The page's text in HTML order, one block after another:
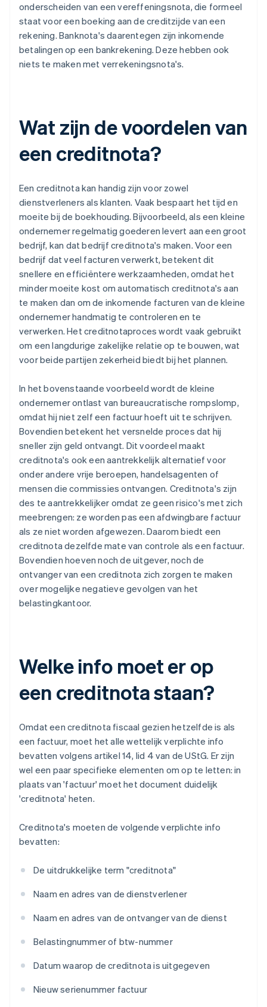
onderscheiden van een vereffeningsnota, die formeel
staat voor een boeking aan de creditzijde van een
rekening. Banknota's daarentegen zijn inkomende
betalingen op een bankrekening. Deze hebben ook
niets te maken met verrekeningsnota's.
Wat zijn de voordelen van
een creditnota?
Een creditnota kan handig zijn voor zowel
dienstverleners als klanten. Vaak bespaart het tijd en
moeite bij de boekhouding. Bijvoorbeeld, als een kleine
ondernemer regelmatig goederen levert aan een groot
bedrijf, kan dat bedrijf creditnota's maken. Voor een
bedrijf dat veel facturen verwerkt, betekent dit
snellere en efficiëntere werkzaamheden, omdat het
minder moeite kost om automatisch creditnota's aan
te maken dan om de inkomende facturen van de kleine
ondernemer handmatig te controleren en te
verwerken. Het creditnotaproces wordt vaak gebruikt
om een langdurige zakelijke relatie op te bouwen, wat
voor beide partijen zekerheid biedt bij het plannen.
In het bovenstaande voorbeeld wordt de kleine
ondernemer ontlast van bureaucratische rompslomp,
omdat hij niet zelf een factuur hoeft uit te schrijven.
Bovendien betekent het versnelde proces dat hij
sneller zijn geld ontvangt. Dit voordeel maakt
creditnota's ook een aantrekkelijk alternatief voor
onder andere vrije beroepen, handelsagenten of
mensen die commissies ontvangen. Creditnota's zijn
des te aantrekkelijker omdat ze geen risico's met zich
meebrengen: ze worden pas een afdwingbare factuur
als ze niet worden afgewezen. Daarom biedt een
creditnota dezelfde mate van controle als een factuur.
Bovendien hoeven noch de uitgever, noch de
ontvanger van een creditnota zich zorgen te maken
over mogelijke negatieve gevolgen van het
belastingkantoor.
Welke info moet er op
een creditnota staan?
Omdat een creditnota fiscaal gezien hetzelfde is als
een factuur, moet het alle wettelijk verplichte info
bevatten volgens artikel 14, lid 4 van de UStG. Er zijn
wel een paar specifieke elementen om op te letten: in
plaats van 'factuur' moet het document duidelijk
'creditnota' heten.
Creditnota's moeten de volgende verplichte info
bevatten:
De uitdrukkelijke term "creditnota"
Naam en adres van de dienstverlener
Naam en adres van de ontvanger van de dienst
Belastingnummer of btw-nummer
Datum waarop de creditnota is uitgegeven
Nieuw serienummer factuur